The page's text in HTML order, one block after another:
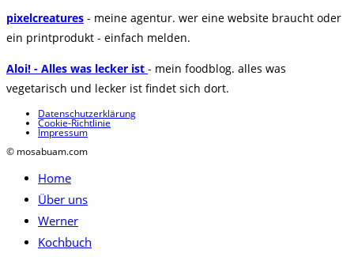
pixelcreatures - meine agentur. wer eine website braucht oder
ein printprodukt - einfach melden.
Aloi! - Alles was lecker ist - mein foodblog. alles was
vegetarisch und lecker ist findet sich dort.
Datenschutzerklärung
Cookie-Richtlinie
Impressum
© mosabuam.com
Home
Über uns
Werner
Kochbuch